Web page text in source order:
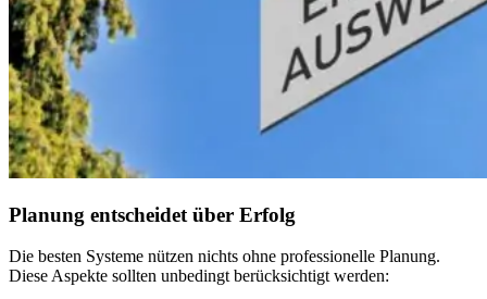
Planung entscheidet über Erfolg
Die besten Systeme nützen nichts ohne professionelle Planung.
Diese Aspekte sollten unbedingt berücksichtigt werden: